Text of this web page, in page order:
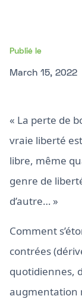
Publié le
March 15, 2022
« La perte de
vraie liberté
libre, même
genre de
d’autre… »
Comment
contrées
quotidiennes,
augmentation